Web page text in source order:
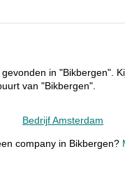
in "Bikbergen".
van "Bikbergen".
Bedrijf Amsterdam
company in Bikbergen?